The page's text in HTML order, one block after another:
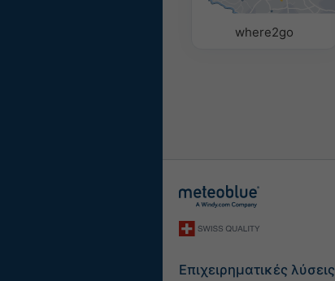
where2go
Επιχειρηματικές λύσεις